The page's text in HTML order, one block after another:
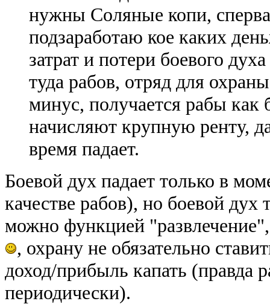
нужны Соляные копи,
подзаработаю кое каких
затрат и потери боевого
туда рабов, отряд для
минус, получается рабы как
начисляют крупную ренту,
время падает.
Боевой дух падает только в
качестве рабов), но боевой дух
можно функцией
, охрану не обязательно
доход/прибыль капать (правда
периодически).